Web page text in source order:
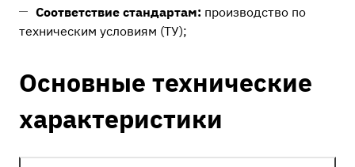
Соответствие стандартам: производство по
техническим условиям (ТУ);
Основные технические
характеристики